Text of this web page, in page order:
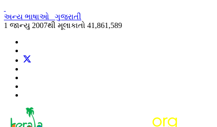
અન્ય ભાષાઓ
ગુજરાતી
1 જાન્યુ 2007થી મૂલાકાતો 41,861,589